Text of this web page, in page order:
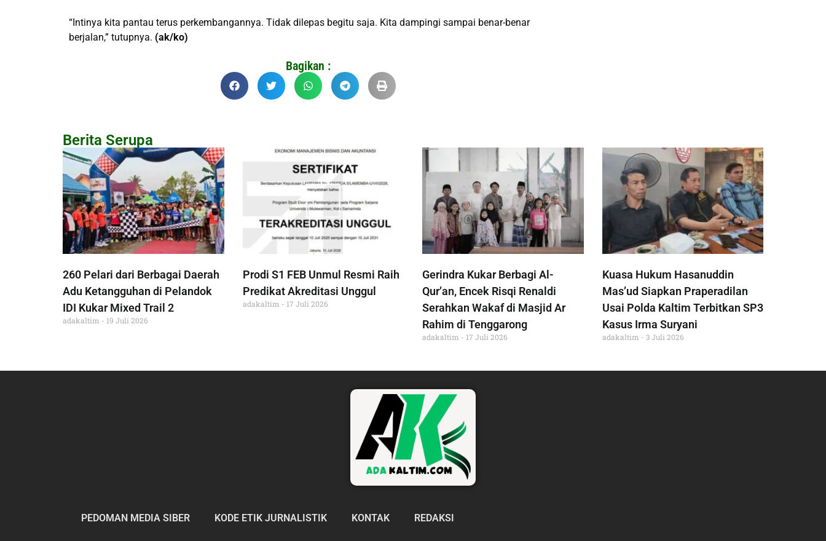
“Intinya kita pantau terus perkembangannya. Tidak dilepas begitu saja. Kita dampingi sampai benar-benar
berjalan,” tutupnya. (ak/ko)
Bagikan :
Berita Serupa
260 Pelari dari Berbagai Daerah
Adu Ketangguhan di Pelandok
IDI Kukar Mixed Trail 2
adakaltim 19 Juli 2026
Prodi S1 FEB Unmul Resmi Raih
Predikat Akreditasi Unggul
adakaltim 17 Juli 2026
Gerindra Kukar Berbagi Al-
Qur’an, Encek Risqi Renaldi
Serahkan Wakaf di Masjid Ar
Rahim di Tenggarong
adakaltim 17 Juli 2026
Kuasa Hukum Hasanuddin
Mas’ud Siapkan Praperadilan
Usai Polda Kaltim Terbitkan SP3
Kasus Irma Suryani
adakaltim 3 Juli 2026
PEDOMAN MEDIA SIBER KODE ETIK JURNALISTIK KONTAK REDAKSI